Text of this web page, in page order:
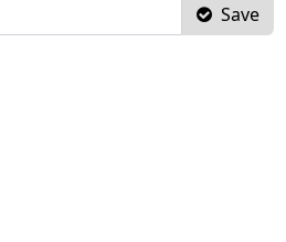
Save